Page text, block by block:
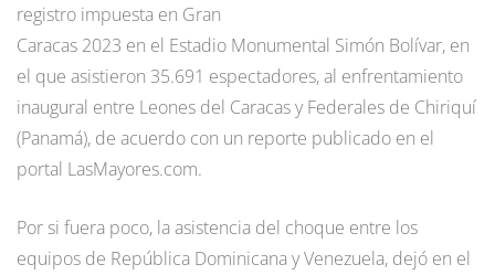
registro impuesta en Gran
Caracas 2023 en el Estadio Monumental Simón Bolívar, en
el que asistieron 35.691 espectadores, al enfrentamiento
inaugural entre Leones del Caracas y Federales de Chiriquí
(Panamá), de acuerdo con un reporte publicado en el
portal LasMayores.com.
Por si fuera poco, la asistencia del choque entre los
equipos de República Dominicana y Venezuela, dejó en el